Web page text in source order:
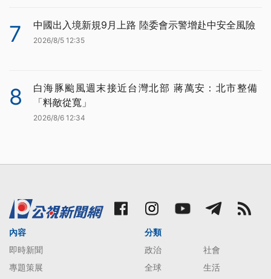
7 中國出入境新規9月上路 陸委會示警增赴中安全風險
2026/8/5 12:35
8
白海豚颱風週末接近台灣北部 蔣萬安：北市整備
「料敵從寬」
2026/8/6 12:34
內容
即時新聞
專題策展
分類
政治
社會
全球
生活